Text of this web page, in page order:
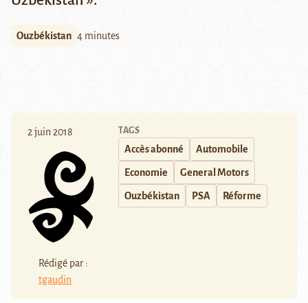
Ouzbékistan 4 minutes
2 juin 2018
Rédigé par :
tgaudin
TAGS
Accès abonné Automobile
Economie General Motors
Ouzbékistan PSA Réforme